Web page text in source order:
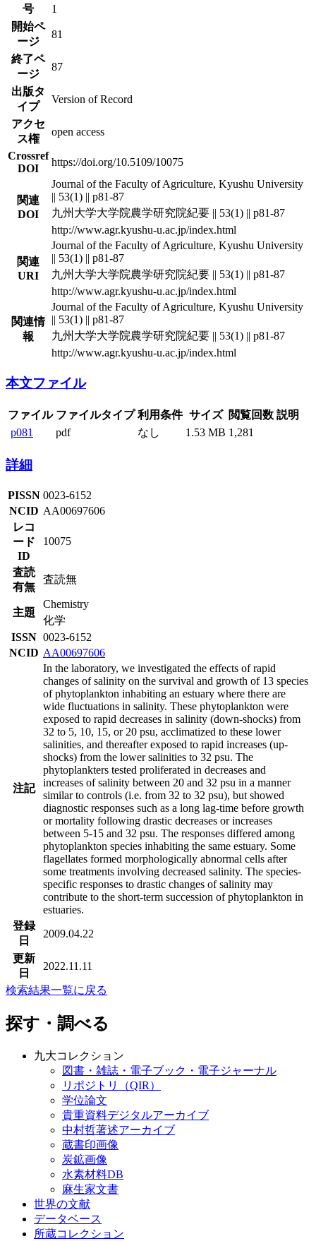
号
1
開始ペ
ージ
81
終了ペ
ージ
87
出版タ
イプ
Version of Record
アクセ
ス権
open access
Crossref
DOI
https://doi.org/10.5109/10075
関連
DOI
Journal of the Faculty of Agriculture, Kyushu University
|| 53(1) || p81-87
九州大学大学院農学研究院紀要 || 53(1) || p81-87
http://www.agr.kyushu-u.ac.jp/index.html
関連
URI
Journal of the Faculty of Agriculture, Kyushu University
|| 53(1) || p81-87
九州大学大学院農学研究院紀要 || 53(1) || p81-87
http://www.agr.kyushu-u.ac.jp/index.html
関連情
報
Journal of the Faculty of Agriculture, Kyushu University
|| 53(1) || p81-87
九州大学大学院農学研究院紀要 || 53(1) || p81-87
http://www.agr.kyushu-u.ac.jp/index.html
本文ファイル
ファイル ファイルタイプ 利用条件 サイズ 閲覧回数 説明
p081
pdf なし 1.53 MB 1,281
詳細
PISSN 0023-6152
NCID AA00697606
レコ
ード
ID
10075
査読
有無
査読無
主題
Chemistry
化学
ISSN 0023-6152
NCID AA00697606
注記
In the laboratory, we investigated the effects of rapid
changes of salinity on the survival and growth of 13 species
of phytoplankton inhabiting an estuary where there are
wide fluctuations in salinity. These phytoplankton were
exposed to rapid decreases in salinity (down-shocks) from
32 to 5, 10, 15, or 20 psu, acclimatized to these lower
salinities, and thereafter exposed to rapid increases (up-
shocks) from the lower salinities to 32 psu. The
phytoplankters tested proliferated in decreases and
increases of salinity between 20 and 32 psu in a manner
similar to controls (i.e. from 32 to 32 psu), but showed
diagnostic responses such as a long lag-time before growth
or mortality following drastic decreases or increases
between 5-15 and 32 psu. The responses differed among
phytoplankton species inhabiting the same estuary. Some
flagellates formed morphologically abnormal cells after
some treatments involving decreased salinity. The species-
specific responses to drastic changes of salinity may
contribute to the short-term succession of phytoplankton in
estuaries.
登録
日
2009.04.22
更新
日
2022.11.11
検索結果一覧に戻る
探す・調べる
九大コレクション
図書・雑誌・電子ブック・電子ジャーナル
リポジトリ（QIR）
学位論文
貴重資料デジタルアーカイブ
中村哲著述アーカイブ
蔵書印画像
炭鉱画像
水素材料DB
麻生家文書
世界の文献
データベース
所蔵コレクション